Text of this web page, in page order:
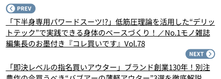
「下半身専用パワードスーツ!?」低筋圧理論を活用した“デリッ
トテック”で実践できる身体のベースづくり！／No.1モノ雑誌
編集長のお墨付き『コレ買いです』Vol.78
「即決レベルの指名買いアウター」ブランド創業130年！別注